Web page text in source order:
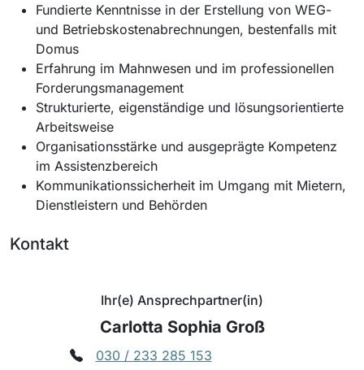
Fundierte Kenntnisse in der Erstellung von WEG-
und Betriebskostenabrechnungen, bestenfalls mit
Domus
Erfahrung im Mahnwesen und im professionellen
Forderungsmanagement
Strukturierte, eigenständige und lösungsorientierte
Arbeitsweise
Organisationsstärke und ausgeprägte Kompetenz
im Assistenzbereich
Kommunikationssicherheit im Umgang mit Mietern,
Dienstleistern und Behörden
Kontakt
Ihr(e) Ansprechpartner(in)
Carlotta Sophia Groß
030 / 233 285 153